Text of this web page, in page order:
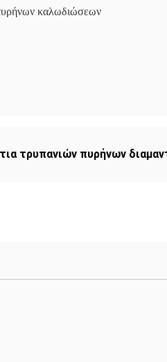
καλωδιώσεων
τρυπανιών πυρήνων